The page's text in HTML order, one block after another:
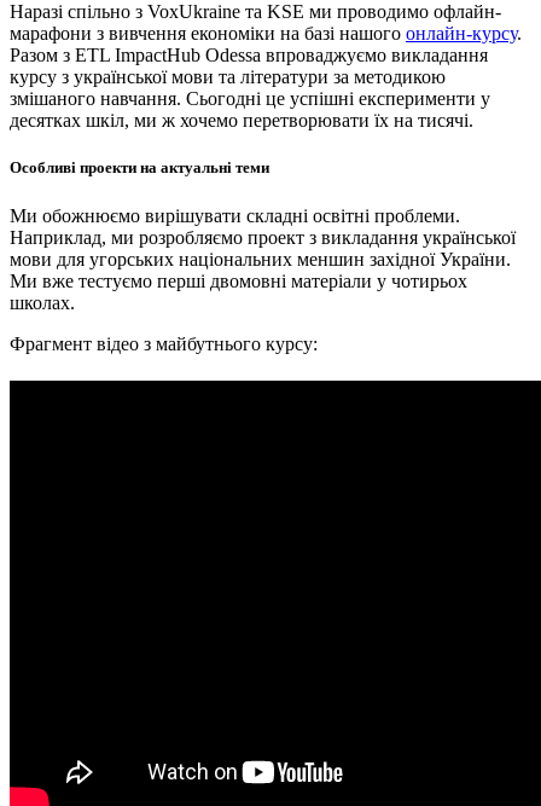
Наразі спільно з VoxUkraine та KSE ми проводимо офлайн-
марафони з вивчення економіки на базі нашого онлайн-курсу.
Разом з ETL ImpactHub Odessa впроваджуємо викладання
курсу з української мови та літератури за методикою
змішаного навчання. Сьогодні це успішні експерименти у
десятках шкіл, ми ж хочемо перетворювати їх на тисячі.
Особливі проекти на актуальні теми
Ми обожнюємо вирішувати складні освітні проблеми.
Наприклад, ми розробляємо проект з викладання української
мови для угорських національних меншин західної України.
Ми вже тестуємо перші двомовні матеріали у чотирьох
школах.
Фрагмент відео з майбутнього курсу: